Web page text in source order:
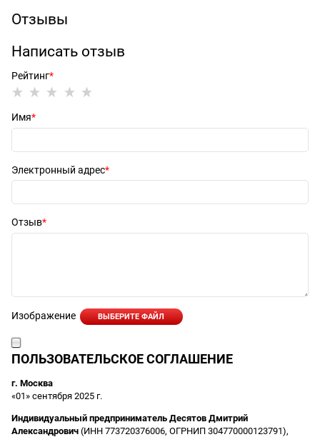
Отзывы
Написать отзыв
Рейтинг
Имя
Электронный адрес
Отзыв
Изображение ВЫБЕРИТЕ ФАЙЛ
ПОЛЬЗОВАТЕЛЬСКОЕ СОГЛАШЕНИЕ
г. Москва
«01» сентября 2025 г.
Индивидуальный предприниматель Десятов Дмитрий
Александрович (ИНН 773720376006, ОГРНИП 304770000123791),